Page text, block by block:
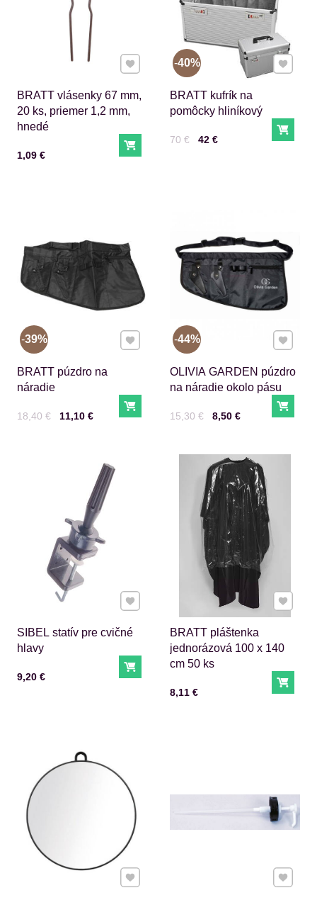
BRATT vlásenky 67 mm,
20 ks, priemer 1,2 mm,
hnedé
Cena s DPH
1,09 € Do košíka
Pridať k Obľúbeným
BRATT kufrík na
pomôcky hliníkový
Cena s DPH
42 €
Pred zľavou:
70 € Do
40% Pridať
BRATT púzdro na
náradie
Cena s DPH11,10 €
Pred zľavou:
18,40 € Do košíka
39% Pridať k Obľúbeným
OLIVIA GARDEN púzdro
na náradie okolo pásu
Cena s DPH8,50 €
Pred zľavou:
15,30 € Do
44% Pridať
SIBEL statív pre cvičné
hlavy
Cena s DPH
9,20 € Do košíka
Pridať k Obľúbeným
BRATT pláštenka
jednorázová 100 x 140
cm 50 ks
Cena s DPH
8,11 € Do
Pridať
Pridať k Obľúbeným Pridať